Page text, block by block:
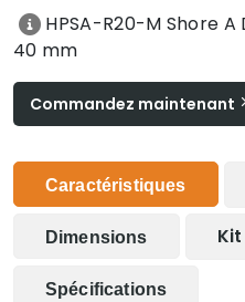
HPSA-R20-M Shore
40 mm
Commandez maintenant
Caractéristiques
Dimensions
Spécifications